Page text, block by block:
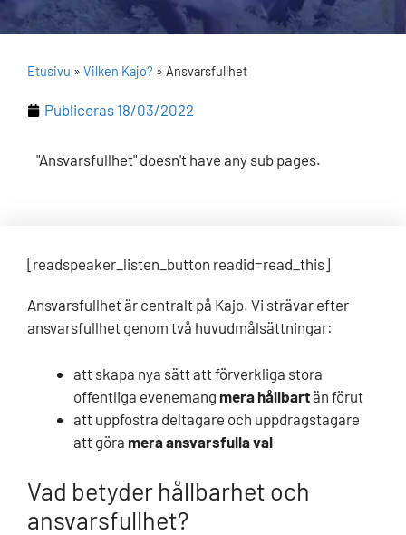
Etusivu » Vilken Kajo? » Ansvarsfullhet
Publiceras 18/03/2022
"Ansvarsfullhet" doesn't have any sub pages.
[readspeaker_listen_button readid=read_this]
Ansvarsfullhet är centralt på Kajo. Vi strävar efter
ansvarsfullhet genom två huvudmålsättningar:
att skapa nya sätt att förverkliga stora
offentliga evenemang mera hållbartän förut
att uppfostra deltagare och uppdragstagare
att göra mera ansvarsfulla val
Vad betyder hållbarhet och
ansvarsfullhet?